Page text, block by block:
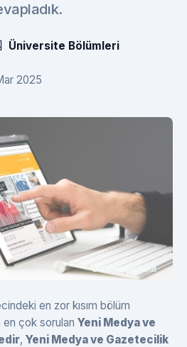
Üniversite Bölümleri
2025
en zor kısım bölüm
çok sorulan Yeni Medya ve
, Yeni Medya ve Gazetecilik